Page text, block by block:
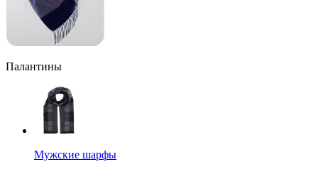
Палантины
Мужские шарфы